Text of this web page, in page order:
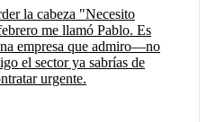
la cabeza "Necesito
me llamó Pablo. Es
empresa que admiro—no
el sector ya sabrías de
urgente.